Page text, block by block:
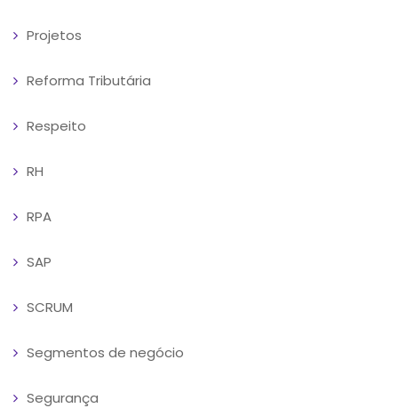
Projetos
Reforma Tributária
Respeito
RH
RPA
SAP
SCRUM
Segmentos de negócio
Segurança